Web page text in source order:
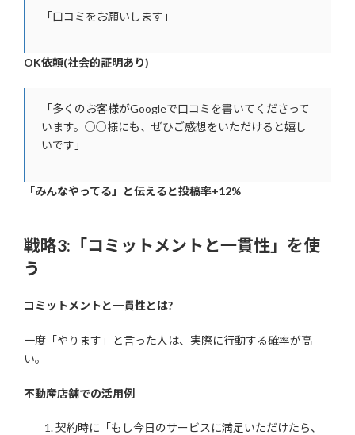
「口コミをお願いします」
OK依頼(社会的証明あり)
「多くのお客様がGoogleで口コミを書いてくださって
います。○○様にも、ぜひご感想をいただけると嬉し
いです」
「みんなやってる」と伝えると投稿率+12%
戦略3:「コミットメントと一貫性」を使
う
コミットメントと一貫性とは?
一度「やります」と言った人は、実際に行動する確率が高
い。
不動産店舗での活用例
契約時に「もし今日のサービスに満足いただけたら、